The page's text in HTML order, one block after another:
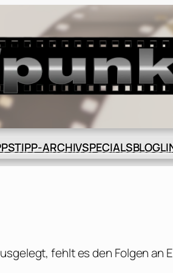
TIPP-ARCHIVSPECIALSBLOG
fehlt es den Folgen an